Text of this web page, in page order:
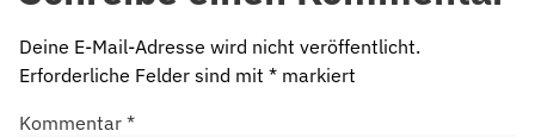
Deine E-Mail-Adresse wird nicht veröffentlicht.
Erforderliche Felder sind mit * markiert
Kommentar *